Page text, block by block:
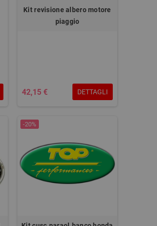
Kit revisione albero motore
piaggio
42,15 € DETTAGLI
-20%